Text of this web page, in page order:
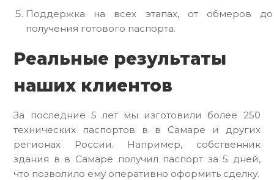
Поддержка на всех этапах, от обмеров до
получения готового паспорта.
Реальные результаты
наших клиентов
За последние 5 лет мы изготовили более 250
технических паспортов в в Самаре и других
регионах России. Например, собственник
здания в в Самаре получил паспорт за 5 дней,
что позволило ему оперативно оформить сделку.